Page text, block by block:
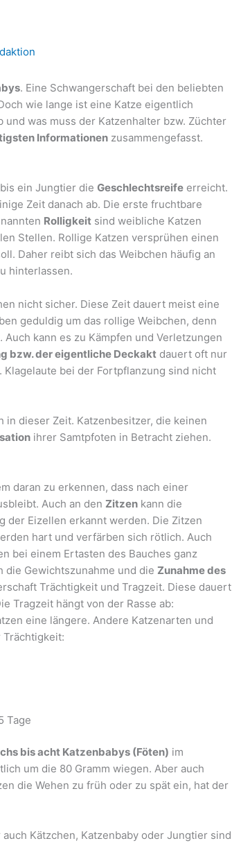
. Eine Schwangerschaft bei den beliebten
wie lange ist eine Katze eigentlich
was muss der Katzenhalter bzw. Züchter
Informationen zusammengefasst.
ein Jungtier die Geschlechtsreife erreicht.
Zeit danach ab. Die erste fruchtbare
Rolligkeit sind weibliche Katzen
Stellen. Rollige Katzen versprühen einen
Daher reibt sich das Weibchen häufig an
hinterlassen.
nicht sicher. Diese Zeit dauert meist eine
geduldig um das rollige Weibchen, denn
kann es zu Kämpfen und Verletzungen
bzw. der eigentliche Deckakt dauert oft nur
bei der Fortpflanzung sind nicht
dieser Zeit. Katzenbesitzer, die keinen
ihrer Samtpfoten in Betracht ziehen.
daran zu erkennen, dass nach einer
Auch an den Zitzen kann die
der Eizellen erkannt werden. Die Zitzen
hart und verfärben sich rötlich. Auch
bei einem Ertasten des Bauches ganz
Gewichtszunahme und die Zunahme des
Trächtigkeit und Tragzeit. Diese dauert
Tragzeit hängt von der Rasse ab:
eine längere. Andere Katzenarten und
Trächtigkeit:
Tage
bis acht Katzenbabys (Föten) im
um die 80 Gramm wiegen. Aber auch
die Wehen zu früh oder zu spät ein, hat der
Kätzchen, Katzenbaby oder Jungtier sind